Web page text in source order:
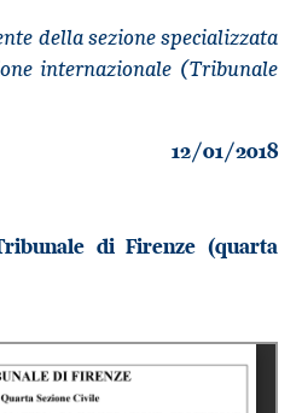
della sezione specializzata
internazionale (Tribunale
12/01/2018
di Firenze (quarta